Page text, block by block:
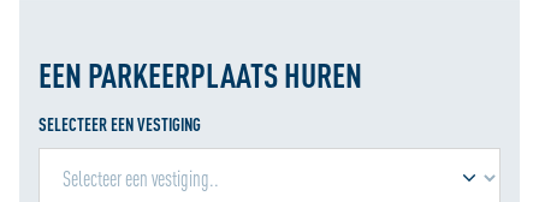
EEN PARKEERPLAATS HUREN
SELECTEER EEN VESTIGING